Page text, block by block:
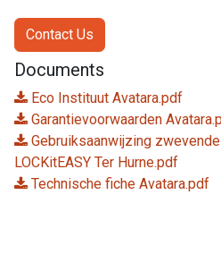
Contact Us
Documents
Eco Instituut Avatara.pdf
Garantievoorwaarden
Gebruiksaanwijzing
LOCKitEASY Ter Hurne.pdf
Technische fiche Avatara.pdf